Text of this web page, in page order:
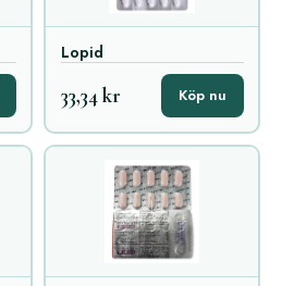
Lopid
33,34 kr Köp nu